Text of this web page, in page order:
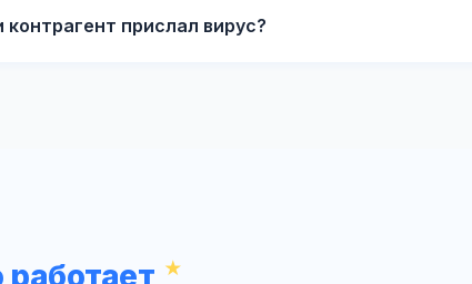
контрагент прислал вирус?
работает